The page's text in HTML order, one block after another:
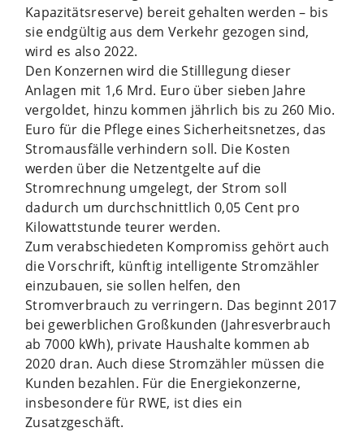
Kapazitätsreserve) bereit gehalten werden – bis
sie endgültig aus dem Verkehr gezogen sind,
wird es also 2022.
Den Konzernen wird die Stilllegung dieser
Anlagen mit 1,6 Mrd. Euro über sieben Jahre
vergoldet, hinzu kommen jährlich bis zu 260 Mio.
Euro für die Pflege eines Sicherheitsnetzes, das
Stromausfälle verhindern soll. Die Kosten
werden über die Netzentgelte auf die
Stromrechnung umgelegt, der Strom soll
dadurch um durchschnittlich 0,05 Cent pro
Kilowattstunde teurer werden.
Zum verabschiedeten Kompromiss gehört auch
die Vorschrift, künftig intelligente Stromzähler
einzubauen, sie sollen helfen, den
Stromverbrauch zu verringern. Das beginnt 2017
bei gewerblichen Großkunden (Jahresverbrauch
ab 7000 kWh), private Haushalte kommen ab
2020 dran. Auch diese Stromzähler müssen die
Kunden bezahlen. Für die Energiekonzerne,
insbesondere für RWE, ist dies ein
Zusatzgeschäft.